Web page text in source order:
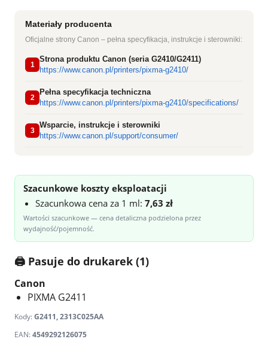
Materiały producenta
Oficjalne strony Canon – pełna specyfikacja, instrukcje i sterowniki:
1
Strona produktu Canon (seria G2410/G2411)
https://www.canon.pl/printers/pixma-g2410/
2
Pełna specyfikacja techniczna
https://www.canon.pl/printers/pixma-g2410/specifications/
3
Wsparcie, instrukcje i sterowniki
https://www.canon.pl/support/consumer/
Szacunkowe koszty eksploatacji
Szacunkowa cena za 1 ml: 7,63 zł
Wartości szacunkowe — cena detaliczna podzielona przez
wydajność/pojemność.
🖨 Pasuje do drukarek (1)
Canon
PIXMA G2411
Kody:G2411, 2313C025AA
EAN:4549292126075